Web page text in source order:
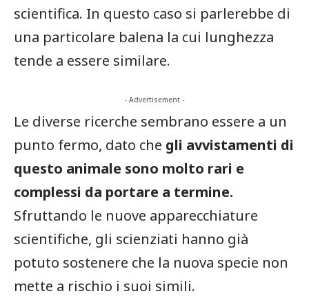
scientifica. In questo caso si parlerebbe di
una particolare balena la cui lunghezza
tende a essere similare.
- Advertisement -
Le diverse ricerche sembrano essere a un
punto fermo, dato che gli avvistamenti di
questo animale sono molto rari e
complessi da portare a termine.
Sfruttando le nuove apparecchiature
scientifiche, gli scienziati hanno già
potuto sostenere che la nuova specie non
mette a rischio i suoi simili.